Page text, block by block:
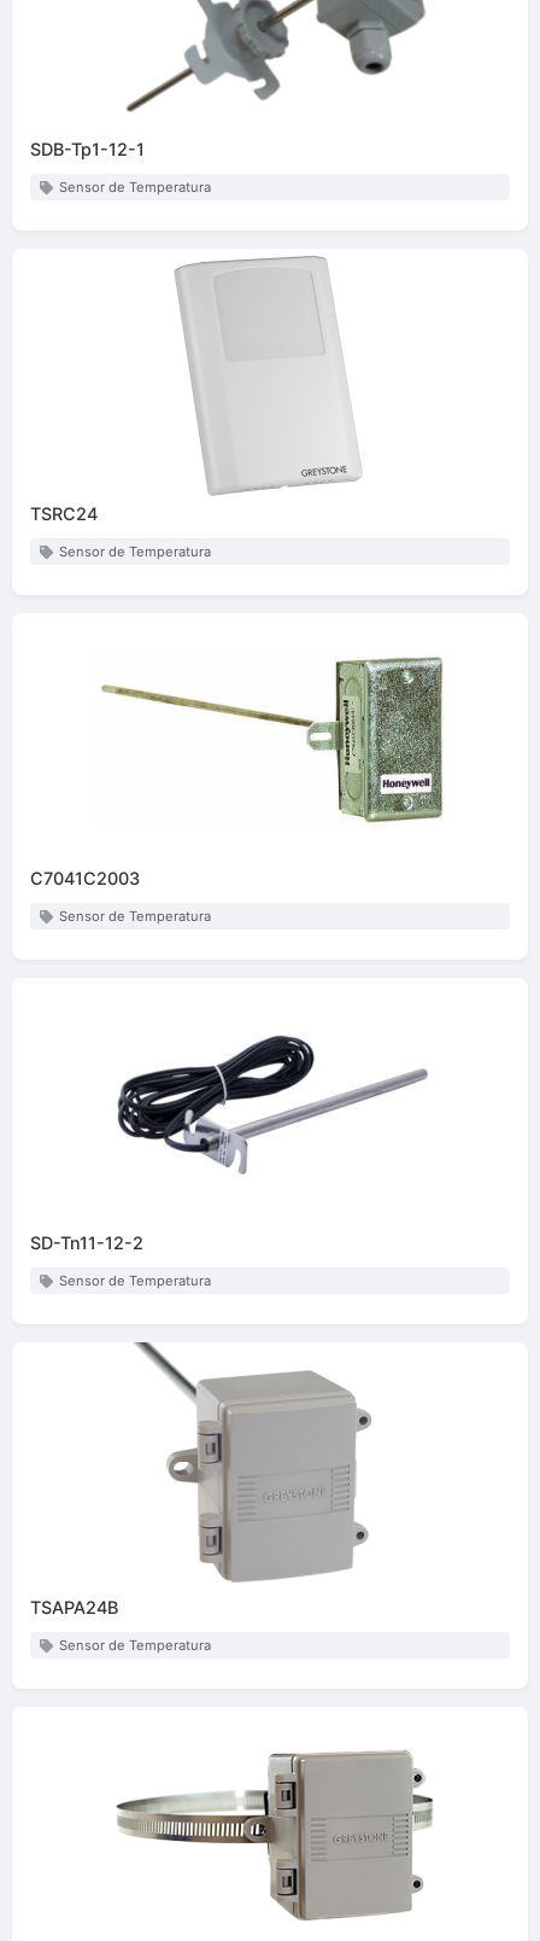
SDB-Tp1-12-1
Sensor de Temperatura
TSRC24
Sensor de Temperatura
C7041C2003
Sensor de Temperatura
SD-Tn11-12-2
Sensor de Temperatura
TSAPA24B
Sensor de Temperatura